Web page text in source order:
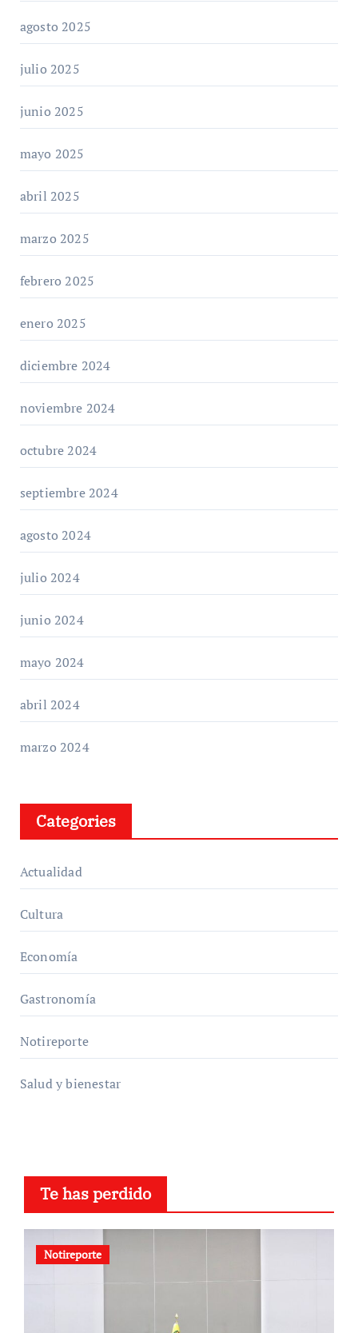
agosto 2025
julio 2025
junio 2025
mayo 2025
abril 2025
marzo 2025
febrero 2025
enero 2025
diciembre 2024
noviembre 2024
octubre 2024
septiembre 2024
agosto 2024
julio 2024
junio 2024
mayo 2024
abril 2024
marzo 2024
Categories
Actualidad
Cultura
Economía
Gastronomía
Notireporte
Salud y bienestar
Te has perdido
Notireporte